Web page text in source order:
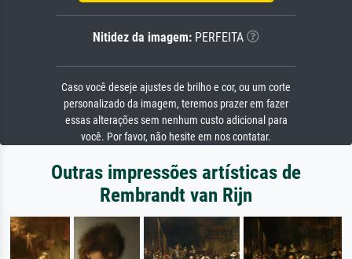
Nitidez da imagem: PERFEITA
Caso você deseje ajustes de brilho e cor, ou um corte
personalizado da imagem, teremos prazer em fazer
essas alterações sem nenhum custo adicional para
você. Por favor, não hesite em nos contatar.
Outras impressões artísticas de
Rembrandt van Rijn